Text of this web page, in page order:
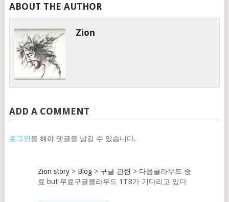
ABOUT THE AUTHOR
Zion
ADD A COMMENT
로그인을 해야 댓글을 남길 수 있습니다.
Zion story> Blog> 구글 관련 > 다음클라우드 종
료 but 무료구글클라우드 1TB가 기다리고 있다